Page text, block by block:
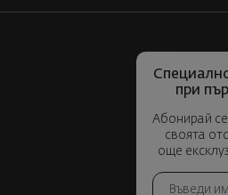
при
Абонирай
своята
още